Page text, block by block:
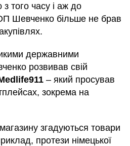
того часу і аж до
Шевченко більше не брав
державними
розвивав свій
– який просував
зокрема на
магазину згадуються товари
протези німецької